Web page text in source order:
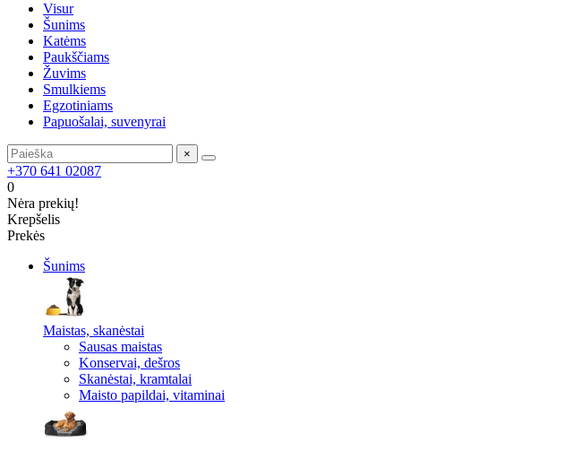
Visur
Šunims
Katėms
Paukščiams
Žuvims
Smulkiems
Egzotiniams
Papuošalai, suvenyrai
×
+370 641 02087
0
Nėra prekių!
Krepšelis
Prekės
Šunims
Maistas, skanėstai
Sausas maistas
Konservai, dešros
Skanėstai, kramtalai
Maisto papildai, vitaminai